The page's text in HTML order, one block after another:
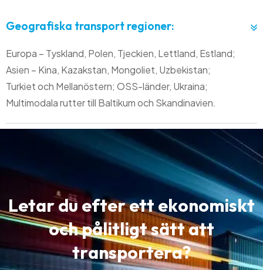
Geografiska transport regioner:
Europa – Tyskland, Polen, Tjeckien, Lettland, Estland;
Asien – Kina, Kazakstan, Mongoliet, Uzbekistan;
Turkiet och Mellanöstern; OSS-länder, Ukraina;
Multimodala rutter till Baltikum och Skandinavien.
Letarduefterettekonomiskt
ochpålitligtsättatt
transportera?